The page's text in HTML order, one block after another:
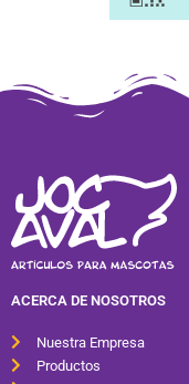
ACERCA DE NOSOTROS
Nuestra Empresa
Productos